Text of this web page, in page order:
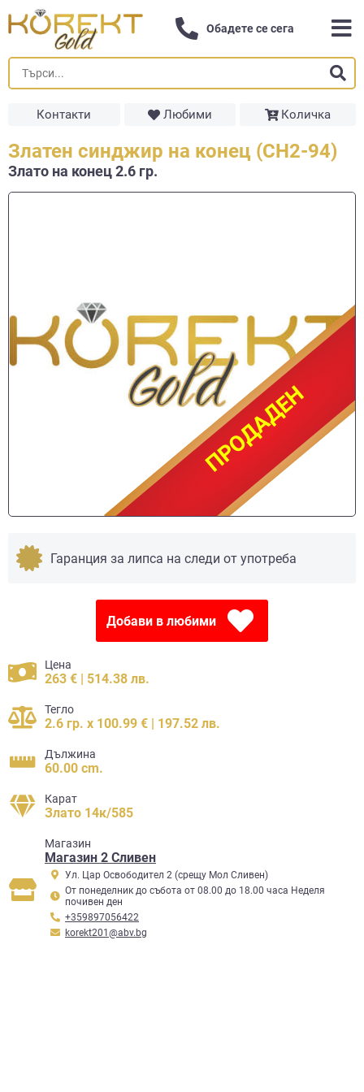
Обадете се сега
Контакти Любими Количка
Златен синджир на конец (СН2-94)
Злато на конец 2.6 гр.
ПРОДАДЕН
ПРОДАДЕН
Гаранция за липса на следи от употреба
Добави в любими
Цена
263 € | 514.38 лв.
Тегло
2.6 гр. x 100.99 € | 197.52 лв.
Дължина
60.00 cm.
Карат
Злато 14к/585
Mагазин
Магазин 2 Сливен
Ул. Цар Освободител 2 (срещу Мол Сливен)
От понеделник до събота от 08.00 до 18.00 часа Неделя
почивен ден
+359897056422
korekt201@abv.bg